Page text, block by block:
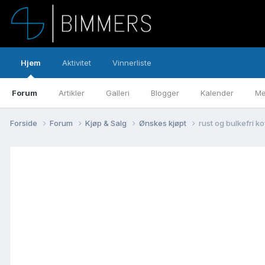
Hjem
Forum Artikler Galleri Blogger Kalender
Aktivitet Vinnerliste
Forside Forum Kjøp & Salg Ønskes kjøpt rust og bulkefri